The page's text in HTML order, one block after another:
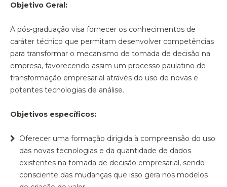
Objetivo Geral:
A pós-graduação visa fornecer os conhecimentos de
caráter técnico que permitam desenvolver competências
para transformar o mecanismo de tomada de decisão na
empresa, favorecendo assim um processo paulatino de
transformação empresarial através do uso de novas e
potentes tecnologias de análise.
Objetivos específicos:
Oferecer uma formação dirigida à compreensão do uso
das novas tecnologias e da quantidade de dados
existentes na tomada de decisão empresarial, sendo
consciente das mudanças que isso gera nos modelos